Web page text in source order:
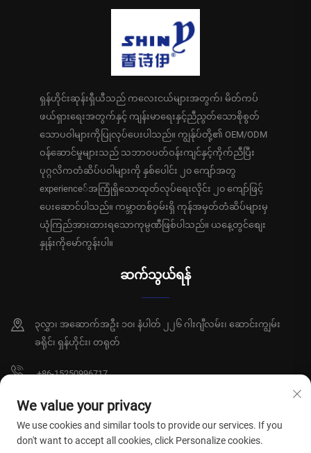
ရှန်ဟိုင်းဆုန်းရှီယီသည် ကလေးငယ်များအတွက်၊ မိတ်ကပ်
ဖယ်ရှားရေးအတွက်နှင့် ကျန်းမာရေးနှင့်ညီညွတ်သောစိုစွတ်
သောပဝါများကိုပြုလုပ်ပေးပါသည်။ ကျွန်ုပ်တို့၏ OEM/ODM
ဝန်ဆောင်မှုများသည် သဘာဝပတ်ဝန်းကျင်နှင့်ကိုက်ညီပြီး
ပုဂ္ဂလိကတံဆိပ်ပဝါများကို နှစ်ပေါင်း ၂၀ ကျော်အတွ
experience်အကြုံရှိသောထုတ်လုပ်ရေးလိုင်း ၂၀ ကျော်ဖြင့်
ပေးဆောင်ပါသည်။ ကမ္ဘာတစ်ဝှမ်းရှိ ကုန်အမှတ်တံဆိပ်များမှ
ယုံကြည်အားထားရသောကုမ္ပဏီဖြစ်ပါသည်။ ယနေ့တွင်စျေး
နှုန်းကိုမော်ကွန်းပါ။
ဆက်သွယ်ရန်
၃လွှာ၊ အဆောက်အဦး ၁၀၊ နံပါတ် ၂၂၆ ဂါးဂျီလမ်း၊ ဆောင်းကျွမ်း
ခရိုင်၊ ရှန်ဟိုင်း၊ တရုတ်
+86-15250996717
[email protected]
We value your privacy
We use cookies and similar tools to provide our services. If you
don't want to accept all cookies, click Personalize cookies.